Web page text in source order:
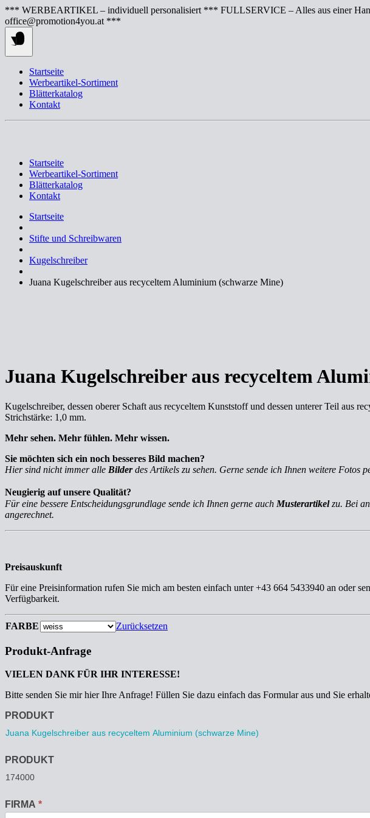
Springe
zum
Inhalt
*** WERBEARTIKEL – individuell personalisiert *** FULLSERVICE – Alles aus einer
office@promotion4you.at ***
Startseite
Werbeartikel-Sortiment
Blätterkatalog
Kontakt
Startseite
Werbeartikel-Sortiment
Blätterkatalog
Kontakt
Startseite
Stifte und Schreibwaren
Kugelschreiber
Juana Kugelschreiber aus recyceltem Aluminium (schwarze Mine)
Juana Kugelschreiber aus recyceltem
Kugelschreiber, dessen oberer Schaft aus recyceltem Kunststoff und dessen unterer Teil aus
Strichstärke: 1,0 mm.
Mehr sehen. Mehr fühlen. Mehr wissen.
Sie möchten sich ein noch besseres Bild machen?
Hier sind nicht immer alle Bilderdes Artikels zu sehen. Gerne sende ich Ihnen weitere Fotos
Neugierig auf unsere Qualität?
Für eine bessere Entscheidungsgrundlage sende ich Ihnen gerne auch Musterartikelzu. Bei
angerechnet.
Preisauskunft
Für eine Preisinformation rufen Sie mich am besten einfach unter +43 664 5433940 an oder
Verfügbarkeit.
FARBE Zurücksetzen
Produkt-Anfrage
VIELEN DANK FÜR IHR INTERESSE!
Bitte senden Sie mir hier Ihre Anfrage! Füllen Sie dazu einfach das Formular aus und Sie
Anfrage
PRODUKT
PRODUKT
FIRMA *